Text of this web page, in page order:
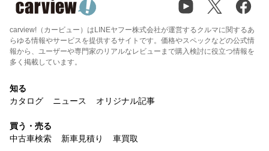
carview!（カービュー）はLINEヤフー株式会社が運営するクルマに関するあ
らゆる情報やサービスを提供するサイトです。価格やスペックなどの公式情
報から、ユーザーや専門家のリアルなレビューまで購入検討に役立つ情報を
多く掲載しています。
知る
カタログ
ニュース オリジナル記事
買う・売る
中古車検索
新車見積り 車買取